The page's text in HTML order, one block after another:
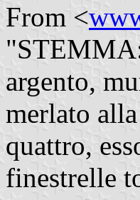
From <
argento,
merlato
quattro,
finestrelle